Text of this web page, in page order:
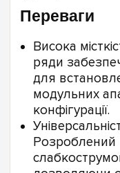
Переваги
Висока
ряди
для
модульних
конфігурації.
Розроблений